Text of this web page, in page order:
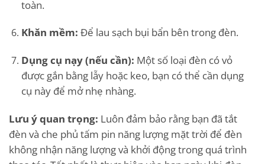
toàn.
Khăn mềm: Để lau sạch bụi bẩn bên trong đèn.
Dụng cụ nạy (nếu cần): Một số loại đèn có vỏ
được gắn bằng lẫy hoặc keo, bạn có thể cần dụng
cụ này để mở nhẹ nhàng.
Lưu ý quan trọng: Luôn đảm bảo rằng bạn đã tắt
đèn và che phủ tấm pin năng lượng mặt trời để đèn
không nhận năng lượng và khởi động trong quá trình